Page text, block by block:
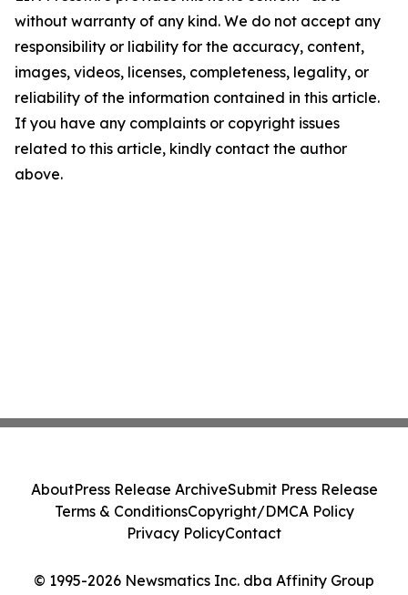
without warranty of any kind. We do not accept any
responsibility or liability for the accuracy, content,
images, videos, licenses, completeness, legality, or
reliability of the information contained in this article.
If you have any complaints or copyright issues
related to this article, kindly contact the author
above.
© 1995-2026 Newsmatics Inc. dba Affinity Group
AboutPress Release ArchiveSubmit Press Release
Terms & ConditionsCopyright/DMCA Policy
Privacy PolicyContact